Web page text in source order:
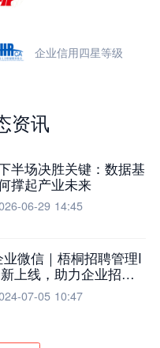
企业信用四星等级
资讯
半场决胜关键：数据基
撑起产业未来
06-29 14:45
微信｜梧桐招聘管理I
上线，助力企业招聘
级07-05 10:47